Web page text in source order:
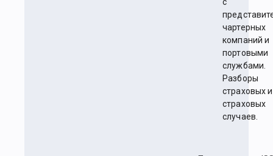
с
чартерных
компаний и
портовыми
службами.
Разборы
страховых
страховых
случаев.